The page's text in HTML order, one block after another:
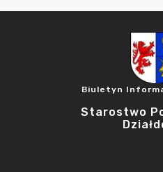
Biuletyn
Starostwo